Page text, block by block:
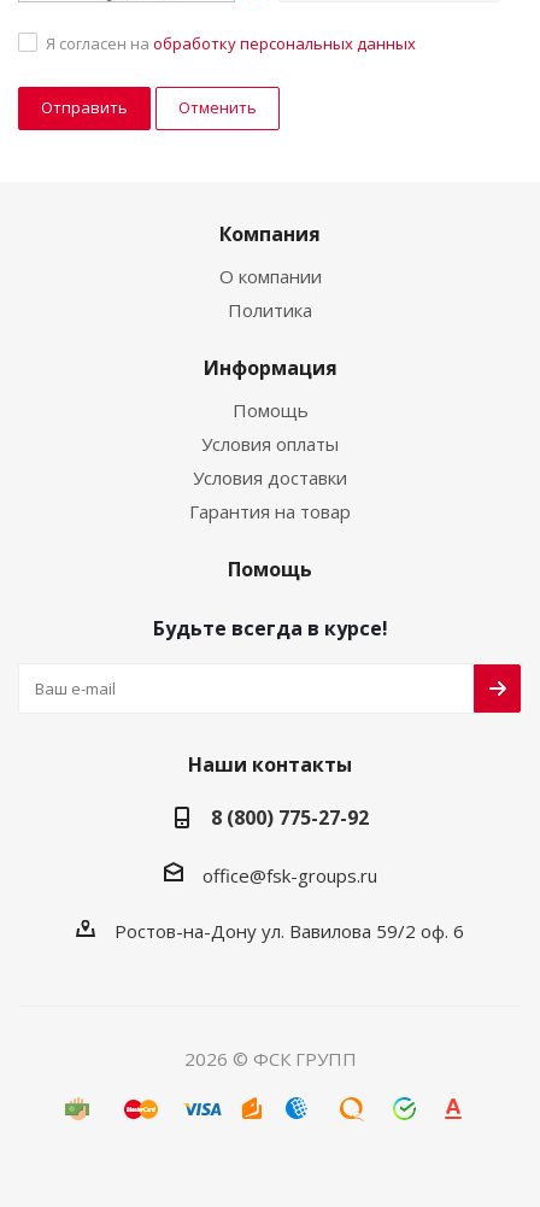
Я согласен на обработку персональных данных
Отменить
Компания
О компании
Политика
Информация
Помощь
Условия оплаты
Условия доставки
Гарантия на товар
Помощь
Будьте всегда в курсе!
Наши контакты
8 (800) 775-27-92
office@fsk-groups.ru
Ростов-на-Дону ул. Вавилова 59/2 оф. 6
2026 © ФСК ГРУПП